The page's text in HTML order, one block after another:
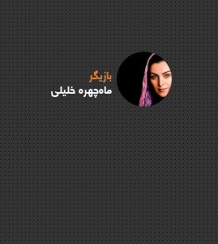
بازیگر
ماه‌چهره خلیلی